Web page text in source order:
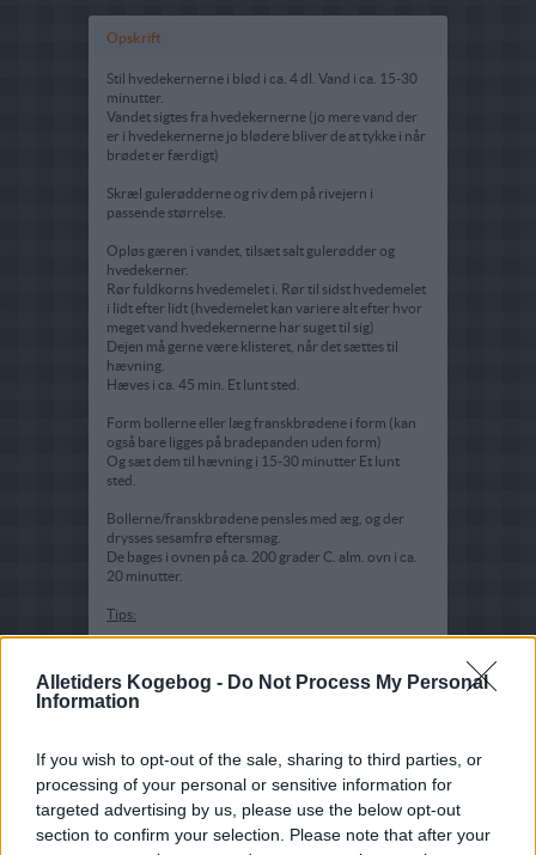
Alletiders Kogebog - Do Not Process My Personal
Information
If you wish to opt-out of the sale, sharing to third parties, or
processing of your personal or sensitive information for
targeted advertising by us, please use the below opt-out
section to confirm your selection. Please note that after your
Opskrift
Stil hvedekernerne i blød i ca. 4 dl. Vand i ca. 15-30
minutter.
Vandet sigtes fra hvedekernerne (jo mere vand der
er i hvedekernerne jo blødere bliver de at tykke i når
brødet er færdigt)
Skræl gulerødderne og riv dem på rivejern i
passende størrelse.
Opløs gæren i vandet, tilsæt salt gulerødder og
hvedekerner.
Rør fuldkorns hvedemelet i. Rør til sidst hvedemelet
i lidt efter lidt (hvedemelet kan variere alt efter hvor
meget vand hvedekernerne har suget til sig)
Dejen må gerne være klisteret, når det sættes til
hævning.
Hæves i ca. 45 min. Et lunt sted.
Form bollerne eller læg franskbrødene i form (kan
også bare ligges på bradepanden uden form)
Og sæt dem til hævning i 15-30 minutter Et lunt
sted.
Bollerne/franskbrødene pensles med æg, og der
drysses sesamfrø eftersmag.
De bages i ovnen på ca. 200 grader C. alm. ovn i ca.
20 minutter.
Tips: